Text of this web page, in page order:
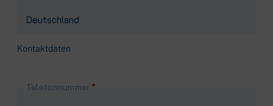
Kontaktdaten
Pflichtfeld
Telefonnummer *